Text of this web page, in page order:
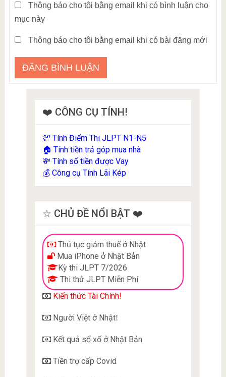
Thông báo cho tôi bằng email khi có bình luận cho
mục này
Thông báo cho tôi bằng email khi có bài đăng mới
❤️ CÔNG CỤ TÍNH!
💯 Tính Điểm Thi JLPT N1-N5
🏠 Tính tiền trả góp mua nhà
💸 Tính số tiền được Vay
💰 Công cụ Tính Lãi Kép
☆ CHỦ ĐỀ NỔI BẬT ❤️
Thủ tục giảm thuế ở Nhật
Mua iPhone ở Nhật Bản
Kỳ thi JLPT 7/2026
Thi thử JLPT Miễn Phí
Kiến thức Tài Chính!
Người Việt ở Nhật!
Kết quả sổ xố ở Nhật Bản
Tiền trợ cấp Covid